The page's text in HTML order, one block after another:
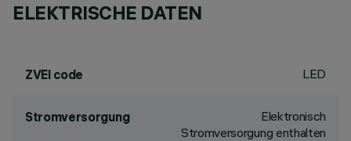
ELEKTRISCHE DATEN
ZVEI code LED
Stromversorgung
Elektronisch
Stromversorgung enthalten